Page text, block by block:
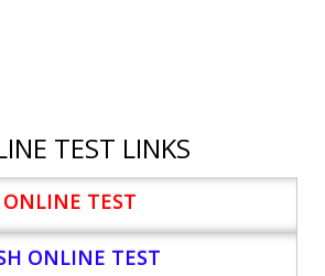
TEST LINKS
TEST
ONLINE TEST